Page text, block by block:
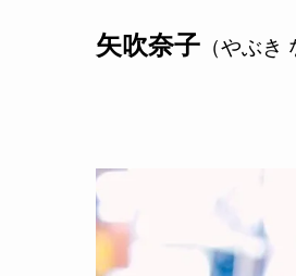
矢吹奈子 （やぶき